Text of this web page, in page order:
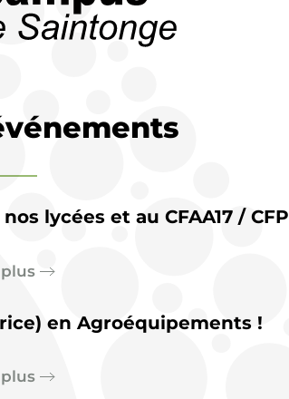
lycées et au CFAA17 /
en Agroéquipements !